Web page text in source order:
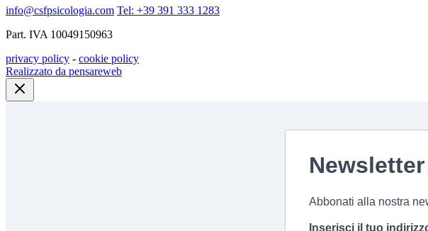
info@csfpsicologia.com Tel: +39 391 333 1283
Part. IVA 10049150963
privacy policy - cookie policy
Realizzato da pensareweb